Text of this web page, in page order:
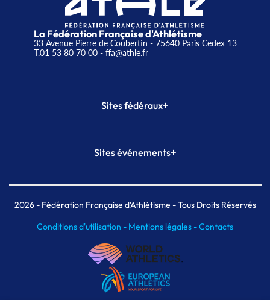
La Fédération Française d'Athlétisme
33 Avenue Pierre de Coubertin - 75640 Paris Cedex 13
T.01 53 80 70 00- ffa@athle.fr
Sites fédéraux+
Plateforme Formation
Sites événements+
Meeting de Paris indoor
MAIF Ekiden de Paris
2026- Fédération Française d'Athlétisme - Tous Droits Réservés
Conditions d'utilisation - Mentions légales -Contacts